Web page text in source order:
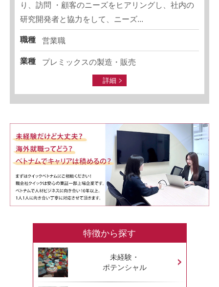
り、訪問 ・顧客のニーズをヒアリングし、社内の
研究開発者と協力をして、ニーズ...
職種 営業職
業種 プレミックスの製造・販売
詳細
特徴から探す
未経験・
ポテンシャル